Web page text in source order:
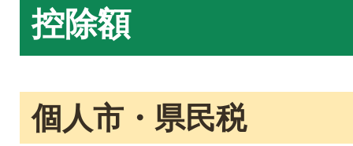
控除額
個人市・県民税